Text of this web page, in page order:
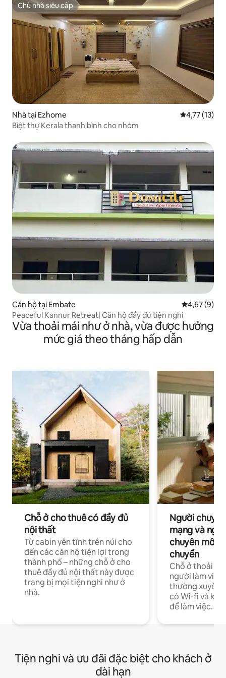
Chủ nhà siêu cấp
Chủ nhà siêu cấp
Nhà tại Ezhome Xếp hạng
4,77 (13)
Biệt thự Kerala thanh bình cho nhóm
Căn hộ tại Embate Xếp hạng
4,67 (9)
Peaceful Kannur Retreat| Căn hộ đầy đủ tiện nghi
Vừa thoải mái như ở nhà, vừa được hưởng
mức giá theo tháng hấp dẫn
Chỗ ở cho thuê có đầy đủ
nội thất
Từ cabin yên tĩnh trên núi cho
đến các căn hộ tiện lợi trong
thành phố – những chỗ ở cho
thuê đầy đủ nội thất này được
trang bị mọi tiện nghi như ở
nhà.
Người
mạng và
chuyên môn
chuyển
Chỗ ở thoải
người làm việc
thường xuyên
có Wi-fi và
để làm việc.
Tiện nghi và ưu đãi đặc biệt cho khách ở
dài hạn